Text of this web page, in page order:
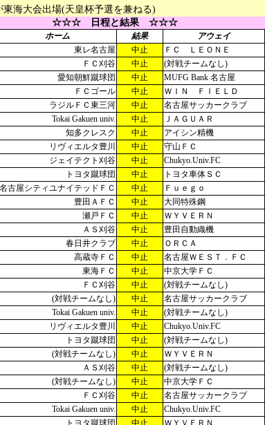
東海大会出場(天皇杯予選を兼ねる)
☆☆☆ 日程と結果 ☆☆☆
ホーム 結果 アウェイ
東レ名古屋 中止 ＦＣ ＬＥＯＮＥ
ＦＣ刈谷 中止 (対戦チームなし)
愛知朝鮮蹴球団 中止 MUFG Bank 名古屋
ＦＣゴール 中止 ＷＩＮ ＦＩＥＬＤ
ラジルＦＣ東三河 中止 名古屋サッカークラブ
Tokai Gakuen univ. 中止 ＪＡＧＵＡＲ
知多クレスク 中止 アイシン精機
リヴィエルタ豊川 中止 守山ＦＣ
ジェイテクト刈谷 中止 Chukyo.Univ.FC
トヨタ蹴球団 中止 トヨタ車体ＳＣ
名古屋シティユナイテッドＦＣ 中止 Ｆｕｅｇｏ
豊田ＡＦＣ 中止 大同特殊鋼
瀬戸ＦＣ 中止 ＷＹＶＥＲＮ
ＡＳ刈谷 中止 豊田自動織機
春日井クラブ 中止 ＯＲＣＡ
高蔵寺ＦＣ 中止 名古屋ＷＥＳＴ．ＦＣ
東海ＦＣ 中止 中京大学ＦＣ
ＦＣ刈谷 中止 (対戦チームなし)
(対戦チームなし) 中止 名古屋サッカークラブ
Tokai Gakuen univ. 中止 (対戦チームなし)
リヴィエルタ豊川 中止 Chukyo.Univ.FC
トヨタ蹴球団 中止 (対戦チームなし)
(対戦チームなし) 中止 ＷＹＶＥＲＮ
ＡＳ刈谷 中止 (対戦チームなし)
(対戦チームなし) 中止 中京大学ＦＣ
ＦＣ刈谷 中止 名古屋サッカークラブ
Tokai Gakuen univ. 中止 Chukyo.Univ.FC
トヨタ蹴球団 中止 ＷＹＶＥＲＮ